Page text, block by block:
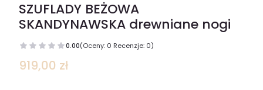
SZUFLADY BEŻOWA
SKANDYNAWSKA drewniane nogi
0.00(Oceny: 0 Recenzje: 0)
Cena
919,00 zł